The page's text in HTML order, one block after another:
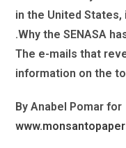
in the United States,
.Why the SENASA
The e-mails that
information on the
By Anabel Pomar for